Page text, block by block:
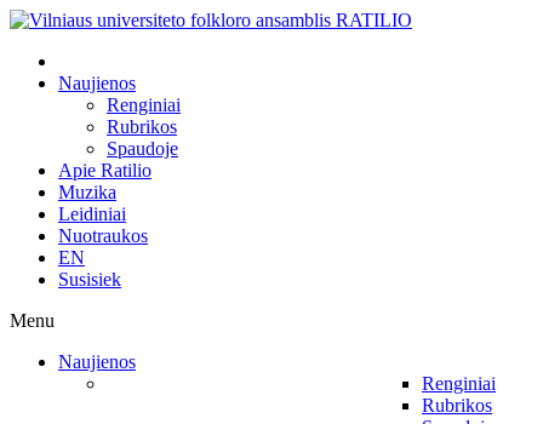
Naujienos
Renginiai
Rubrikos
Spaudoje
Apie Ratilio
Muzika
Leidiniai
Nuotraukos
EN
Susisiek
Menu
Naujienos
Renginiai
Rubrikos